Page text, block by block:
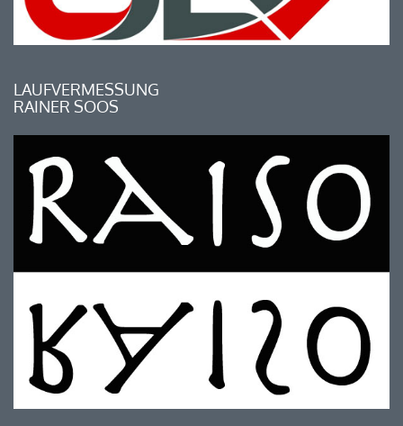
LAUFVERMESSUNG
RAINER SOOS